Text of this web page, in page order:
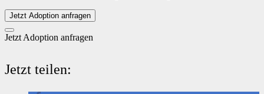
Jetzt Adoption anfragen
Jetzt Adoption anfragen
Jetzt teilen: